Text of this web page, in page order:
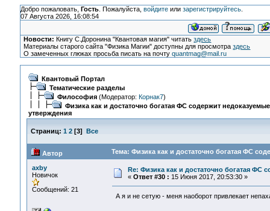
Добро пожаловать, Гость. Пожалуйста, войдитеили зарегистрируйтесь.
07 Августа 2026, 16:08:54
Новости: Книгу С.Доронина "Квантовая магия" читатьздесь
Материалы старого сайта "Физика Магии" доступны для просмотраздесь
О замеченных глюках просьба писать на почтуquantmag@mail.ru
Квантовый Портал
Тематические разделы
Философия(Модератор: Корнак7)
Физика как и достаточно богатая ФС содержит
утверждения
Страниц: 1 2[3] Все
Автор Тема: Физика как и достаточно богатая ФС
axby
Новичок
Сообщений: 21
Re: Физика как и достаточно богатая ФС
« Ответ #30 : 15 Июня 2017, 20:53:30 »
А я и не сетую - меня наоборот привлекает